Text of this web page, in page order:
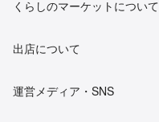
くらしのマーケットについて
出店について
運営メディア・SNS